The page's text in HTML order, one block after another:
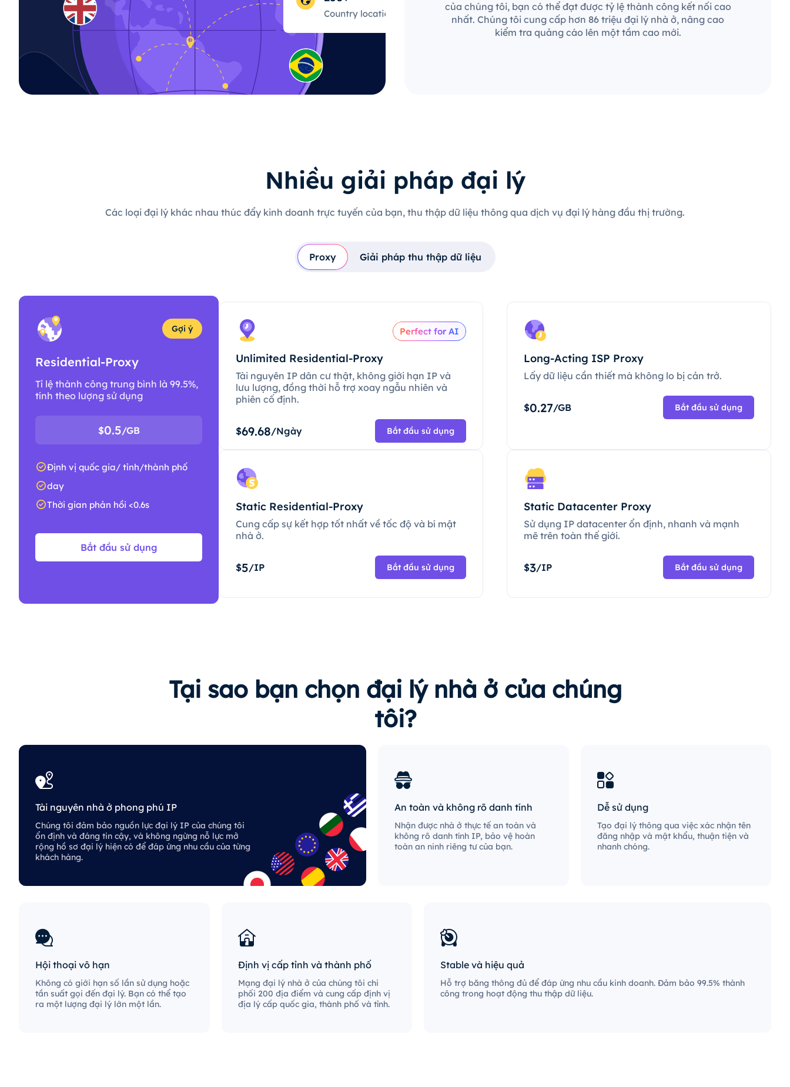
của chúng tôi, bạn có thể đạt được tỷ lệ thành công kết nối cao
nhất. Chúng tôi cung cấp hơn 86 triệu đại lý nhà ở, nâng cao
kiểm tra quảng cáo lên một tầm cao mới.
Nhiều giải pháp đại lý
Các loại đại lý khác nhau thúc đẩy kinh doanh trực tuyến của bạn, thu thập dữ liệu thông qua dịch vụ đại lý hàng đầu thị trường.
Proxy Giải pháp thu thập dữ liệu
Gợi ý
Residential-Proxy
Tỉ lệ thành công trung bình là 99.5%,
tính theo lượng sử dụng
$0.5/GB
Định vị quốc gia/ tỉnh/thành phố
day
Thời gian phản hồi <0.6s
Bắt đầu sử dụng
Perfect for AI
Unlimited Residential-Proxy
Tài nguyên IP dân cư thật, không giới hạn IP và
lưu lượng, đồng thời hỗ trợ xoay ngẫu nhiên và
phiên cố định.
$69.68/Ngày Bắt đầu sử dụng
Long-Acting ISP Proxy
Lấy dữ liệu cần thiết mà không lo bị cản trở.
$0.27/GB Bắt đầu sử dụng
Static Residential-Proxy
Cung cấp sự kết hợp tốt nhất về tốc độ và bí mật
nhà ở.
$5/IP Bắt đầu sử dụng
Static Datacenter Proxy
Sử dụng IP datacenter ổn định, nhanh và mạnh
mẽ trên toàn thế giới.
$3/IP Bắt đầu sử dụng
Tại sao bạn chọn đại lý nhà ở của chúng
tôi?
Tài nguyên nhà ở phong phú IP
Chúng tôi đảm bảo nguồn lực đại lý IP của chúng tôi
ổn định và đáng tin cậy, và không ngừng nỗ lực mở
rộng hồ sơ đại lý hiện có để đáp ứng nhu cầu của từng
khách hàng.
An toàn và không rõ danh tính
Nhận được nhà ở thực tế an toàn và
không rõ danh tính IP, bảo vệ hoàn
toàn an ninh riêng tư của bạn.
Dễ sử dụng
Tạo đại lý thông qua việc xác nhận tên
đăng nhập và mật khẩu, thuận tiện và
nhanh chóng.
Hội thoại vô hạn
Không có giới hạn số lần sử dụng hoặc
tần suất gọi đến đại lý. Bạn có thể tạo
ra một lượng đại lý lớn một lần.
Định vị cấp tỉnh và thành phố
Mạng đại lý nhà ở của chúng tôi chi
phối 200 địa điểm và cung cấp định vị
địa lý cấp quốc gia, thành phố và tỉnh.
Stable và hiệu quả
Hỗ trợ băng thông đủ để đáp ứng nhu cầu kinh doanh. Đảm bảo 99.5% thành
công trong hoạt động thu thập dữ liệu.